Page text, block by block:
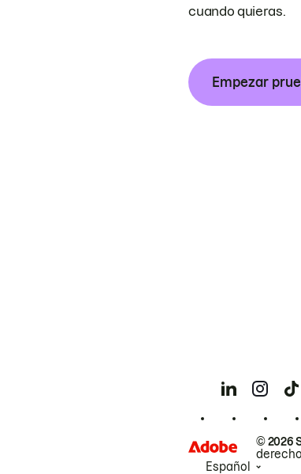
cuando quieras.
Empezar
© 2026
Español